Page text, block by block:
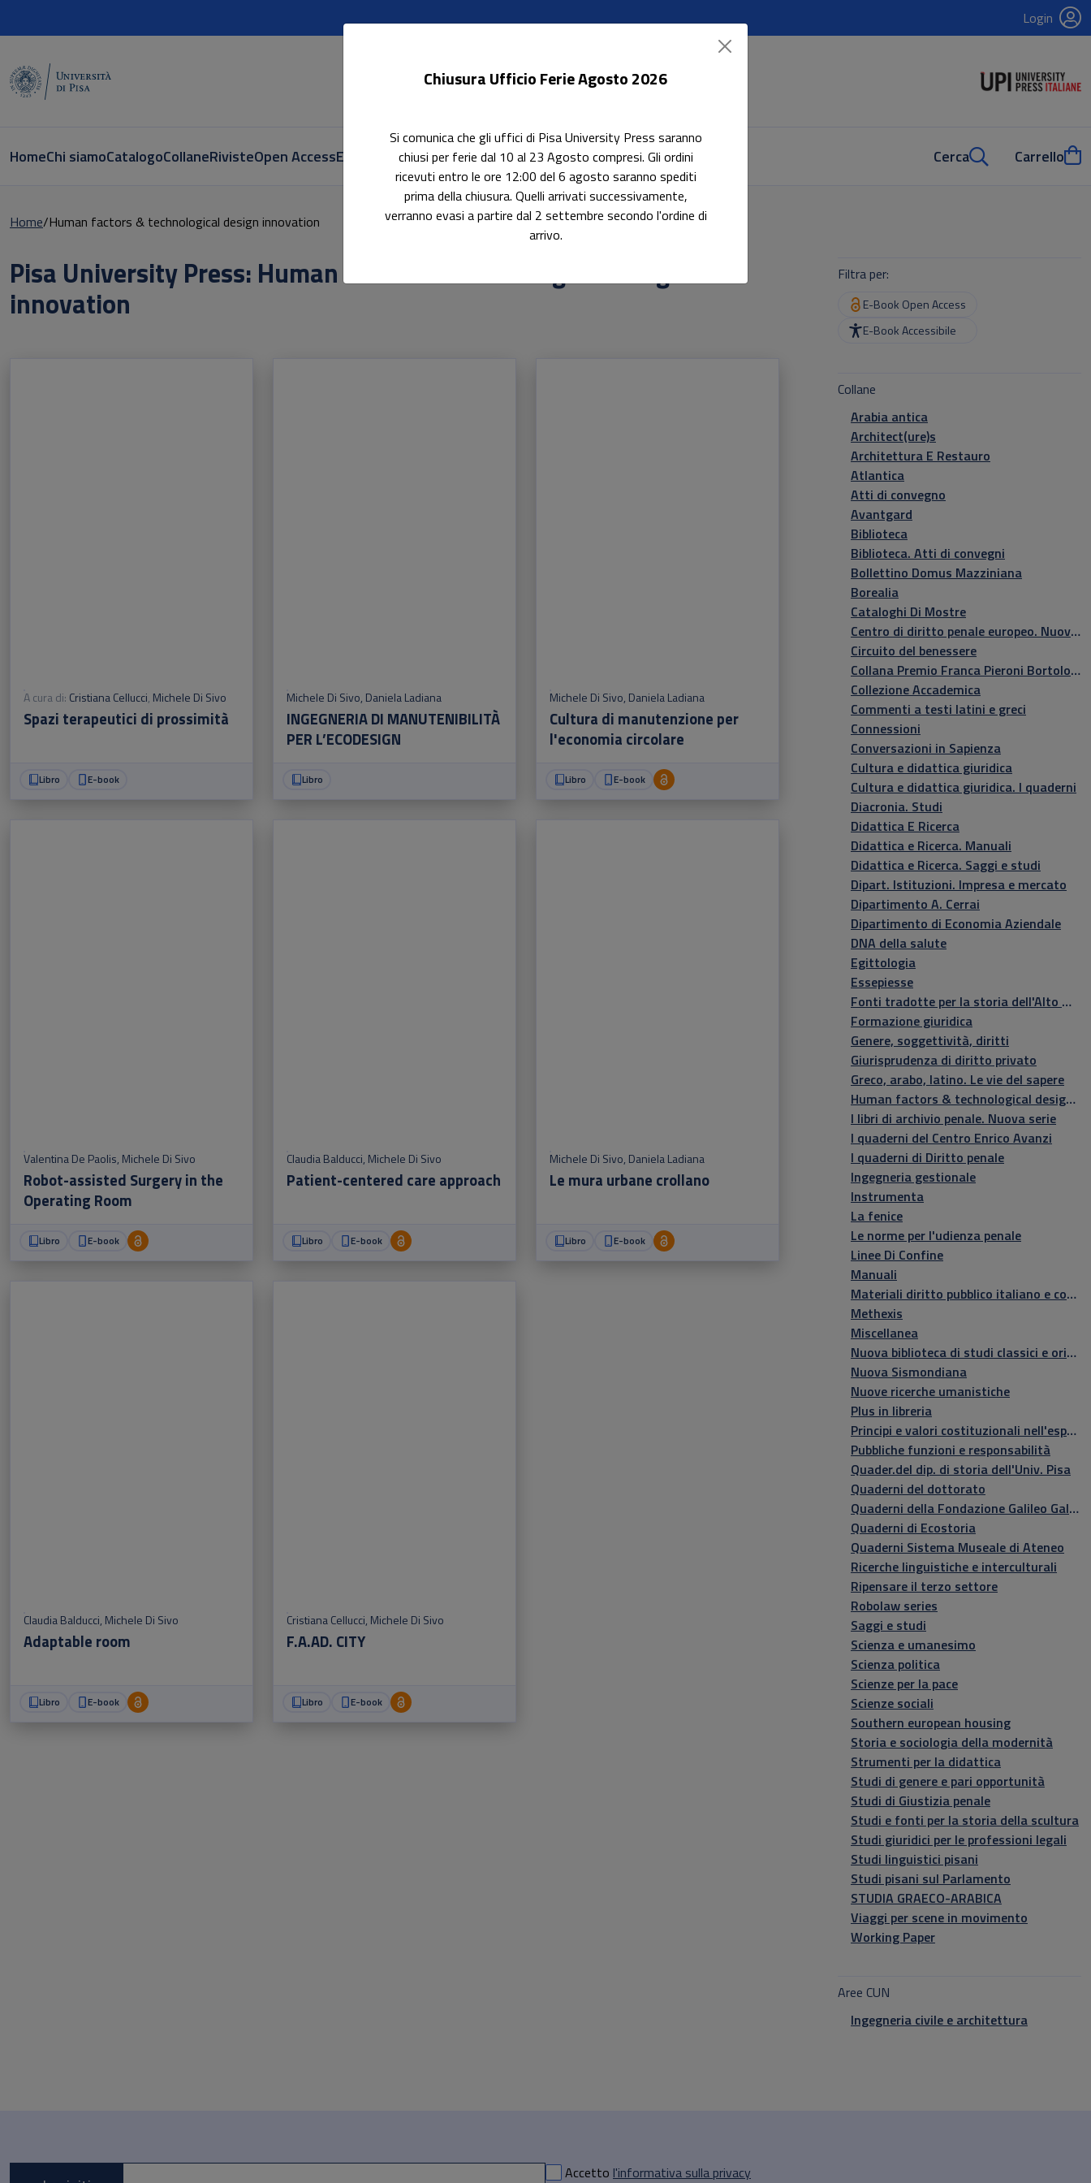
Login
HomeChi siamoCatalogoCollaneRivisteOpen AccessE-book AccessibiliIn evidenzaPubblica con noi Cerca Carrello
Home Human factors & technological design innovation
Pisa University Press: Human factors & technological design
innovation
A cura di: Cristiana Cellucci, Michele Di Sivo
Spazi terapeutici di prossimità
Libro E-book
Michele Di Sivo, Daniela Ladiana
INGEGNERIA DI MANUTENIBILITÀ
PER L’ECODESIGN
Libro
Michele Di Sivo, Daniela Ladiana
Cultura di manutenzione per
l'economia circolare
Libro E-book
Valentina De Paolis, Michele Di Sivo
Robot-assisted Surgery in the
Operating Room
Libro E-book
Claudia Balducci, Michele Di Sivo
Patient-centered care approach
Libro E-book
Michele Di Sivo, Daniela Ladiana
Le mura urbane crollano
Libro E-book
Claudia Balducci, Michele Di Sivo
Adaptable room
Libro E-book
Cristiana Cellucci, Michele Di Sivo
F.A.AD. CITY
Libro E-book
Filtra per:
E-Book Open Access
E-Book Accessibile
Collane
Arabia antica
Architect(ure)s
Architettura E Restauro
Atlantica
Atti di convegno
Avantgard
Biblioteca
Biblioteca. Atti di convegni
Bollettino Domus Mazziniana
Borealia
Cataloghi Di Mostre
Centro di diritto penale europeo. Nuova serie
Circuito del benessere
Collana Premio Franca Pieroni Bortolotti
Collezione Accademica
Commenti a testi latini e greci
Connessioni
Conversazioni in Sapienza
Cultura e didattica giuridica
Cultura e didattica giuridica. I quaderni
Diacronia. Studi
Didattica E Ricerca
Didattica e Ricerca. Manuali
Didattica e Ricerca. Saggi e studi
Dipart. Istituzioni. Impresa e mercato
Dipartimento A. Cerrai
Dipartimento di Economia Aziendale
DNA della salute
Egittologia
Essepiesse
Fonti tradotte per la storia dell'Alto Medioevo
Formazione giuridica
Genere, soggettività, diritti
Giurisprudenza di diritto privato
Greco, arabo, latino. Le vie del sapere
Human factors & technological design innovation
I libri di archivio penale. Nuova serie
I quaderni del Centro Enrico Avanzi
I quaderni di Diritto penale
Ingegneria gestionale
Instrumenta
La fenice
Le norme per l'udienza penale
Linee Di Confine
Manuali
Materiali diritto pubblico italiano e comparato
Methexis
Miscellanea
Nuova biblioteca di studi classici e orientali
Nuova Sismondiana
Nuove ricerche umanistiche
Plus in libreria
Principi e valori costituzionali nell'esperienza italiana e brasiliana
Pubbliche funzioni e responsabilità
Quader.del dip. di storia dell'Univ. Pisa
Quaderni del dottorato
Quaderni della Fondazione Galileo Galilei
Quaderni di Ecostoria
Quaderni Sistema Museale di Ateneo
Ricerche linguistiche e interculturali
Ripensare il terzo settore
Robolaw series
Saggi e studi
Scienza e umanesimo
Scienza politica
Scienze per la pace
Scienze sociali
Southern european housing
Storia e sociologia della modernità
Strumenti per la didattica
Studi di genere e pari opportunità
Studi di Giustizia penale
Studi e fonti per la storia della scultura
Studi giuridici per le professioni legali
Studi linguistici pisani
Studi pisani sul Parlamento
STUDIA GRAECO-ARABICA
Viaggi per scene in movimento
Working Paper
Aree CUN
Ingegneria civile e architettura
Accetto l'informativa sulla privacy
Chiusura Ufficio Ferie Agosto 2026
Si comunica che gli uffici di Pisa University Press saranno
chiusi per ferie dal 10 al 23 Agosto compresi. Gli ordini
ricevuti entro le ore 12:00 del 6 agosto saranno spediti
prima della chiusura. Quelli arrivati successivamente,
verranno evasi a partire dal 2 settembre secondo l'ordine di
arrivo.